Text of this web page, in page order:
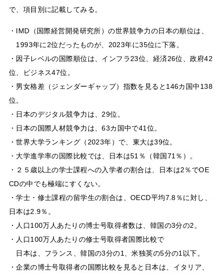
で、項目別に記載してみる。
・IMD（国際経営開発研究所）の世界競争力の日本の順位は、
1993年に2位だったものが、2023年に35位に下落。
・因子レベルの国際順位は、インフラ23位、経済26位、政府42
位、ビジネス47位。
・男女格差（ジェンダーギャップ）指数を見ると146カ国中138
位。
・日本のデジタル競争力は、29位。
・日本の国際人材競争力は、63カ国中で41位。
・世界大学ランキング（2023年）で、東大は39位。
・大学進学率の国際比較では、日本は51％（韓国71％）。
・２５歳以上の学士課程への入学者の割合は、日本は2％でOE
CDの中でも極端にすくない。
・学士・修士課程の留学生の割合は、OECD平均7.8％に対し、
日本は2.9％。
・人口100万人あたりの博士号取得者数は、韓国の3分の2。
・人口100万人あたりの修士号取得者国際比較で
日本は、フランス、韓国の3分の1、米独英の5分の1以下。
・企業の博士号取得者の国際比較を見ると日本は、イタリア、